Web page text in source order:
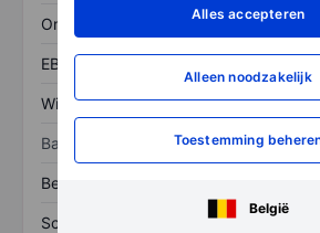
Alles accepteren
Alleen noodzakelijk
Toestemming
België
Omzet
EBITDA
Winst
Balans
Bezittingen
Schulden